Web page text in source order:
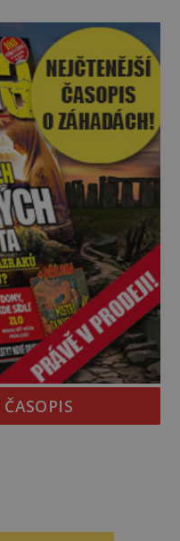
parkoviště,“
P